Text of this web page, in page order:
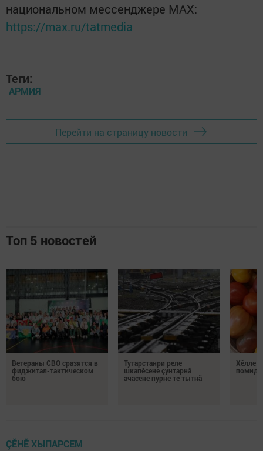
национальном мессенджере MАХ:
https://max.ru/tatmedia
Теги:
АРМИЯ
Перейти на страницу новости
Топ 5 новостей
Ветераны СВО сразятся в
фиджитал-тактическом
бою
Тутарстанри реле
шкапӗсене çунтарнă
ачасене пурне те тытнă
Хӗлле
ÇӖНӖ ХЫПАРСЕМ